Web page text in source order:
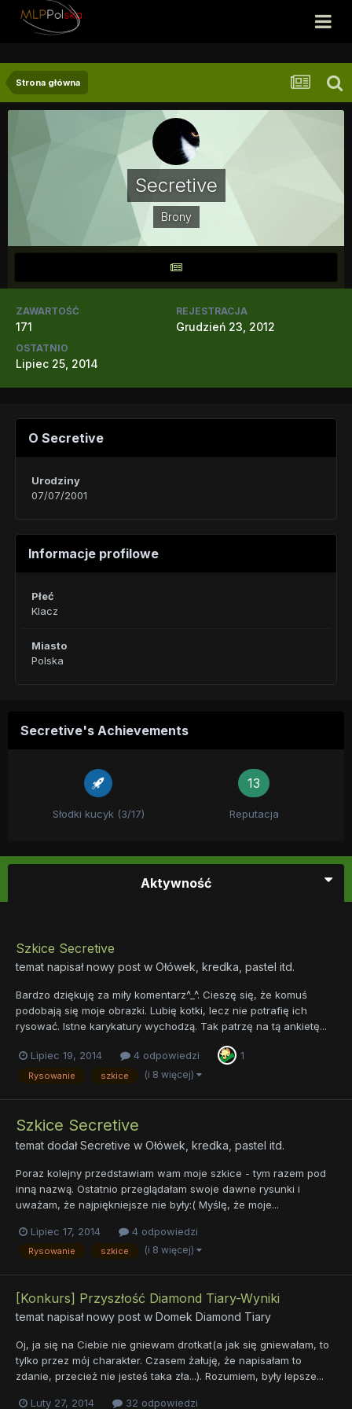
Strona główna
Secretive
Brony
ZAWARTOŚĆ
171
REJESTRACJA
Grudzień 23, 2012
OSTATNIO
Lipiec 25, 2014
O Secretive
Urodziny
07/07/2001
Informacje profilowe
Płeć
Klacz
Miasto
Polska
Secretive's Achievements
Słodki kucyk (3/17)
13
Reputacja
Aktywność
Szkice Secretive
temat napisał nowy post w Ołówek, kredka, pastel itd.
Bardzo dziękuję za miły komentarz^_^. Cieszę się, że komuś
podobają się moje obrazki. Lubię kotki, lecz nie potrafię ich
rysować. Istne karykatury wychodzą. Tak patrzę na tą ankietę...
Lipiec 19, 2014 4 odpowiedzi 1
Rysowanie szkice (i 8 więcej)
Szkice Secretive
temat dodałSecretive w Ołówek, kredka, pastel itd.
Poraz kolejny przedstawiam wam moje szkice - tym razem pod
inną nazwą. Ostatnio przeglądałam swoje dawne rysunki i
uważam, że najpiękniejsze nie były:( Myślę, że moje...
Lipiec 17, 2014 4 odpowiedzi
Rysowanie szkice (i 8 więcej)
[Konkurs] Przyszłość Diamond Tiary-Wyniki
temat napisał nowy post w Domek Diamond Tiary
Oj, ja się na Ciebie nie gniewam drotkat(a jak się gniewałam, to
tylko przez mój charakter. Czasem żałuję, że napisałam to
zdanie, przecież nie jesteś taka zła...). Rozumiem, były lepsze...
Luty 27, 2014 32 odpowiedzi